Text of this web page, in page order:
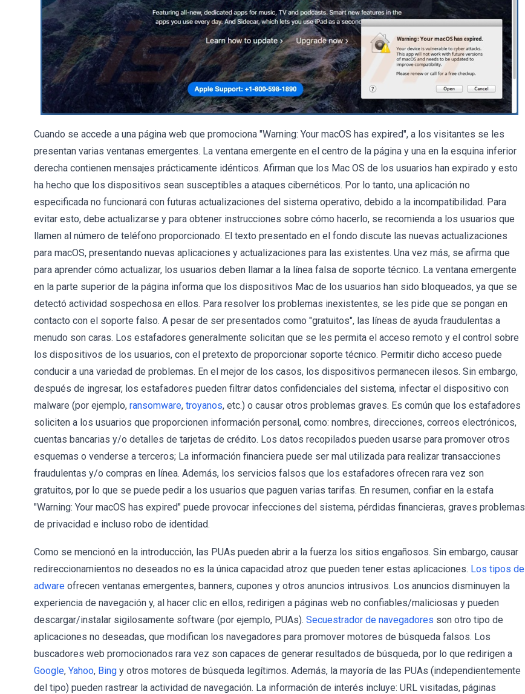
Cuando se accede a una página web que promociona "Warning: Your macOS has expired", a los visitantes se les
presentan varias ventanas emergentes. La ventana emergente en el centro de la página y una en la esquina inferior
derecha contienen mensajes prácticamente idénticos. Afirman que los Mac OS de los usuarios han expirado y esto
ha hecho que los dispositivos sean susceptibles a ataques cibernéticos. Por lo tanto, una aplicación no
especificada no funcionará con futuras actualizaciones del sistema operativo, debido a la incompatibilidad. Para
evitar esto, debe actualizarse y para obtener instrucciones sobre cómo hacerlo, se recomienda a los usuarios que
llamen al número de teléfono proporcionado. El texto presentado en el fondo discute las nuevas actualizaciones
para macOS, presentando nuevas aplicaciones y actualizaciones para las existentes. Una vez más, se afirma que
para aprender cómo actualizar, los usuarios deben llamar a la línea falsa de soporte técnico. La ventana emergente
en la parte superior de la página informa que los dispositivos Mac de los usuarios han sido bloqueados, ya que se
detectó actividad sospechosa en ellos. Para resolver los problemas inexistentes, se les pide que se pongan en
contacto con el soporte falso. A pesar de ser presentados como "gratuitos", las líneas de ayuda fraudulentas a
menudo son caras. Los estafadores generalmente solicitan que se les permita el acceso remoto y el control sobre
los dispositivos de los usuarios, con el pretexto de proporcionar soporte técnico. Permitir dicho acceso puede
conducir a una variedad de problemas. En el mejor de los casos, los dispositivos permanecen ilesos. Sin embargo,
después de ingresar, los estafadores pueden filtrar datos confidenciales del sistema, infectar el dispositivo con
malware (por ejemplo, ransomware, troyanos, etc.) o causar otros problemas graves. Es común que los estafadores
soliciten a los usuarios que proporcionen información personal, como: nombres, direcciones, correos electrónicos,
cuentas bancarias y/o detalles de tarjetas de crédito. Los datos recopilados pueden usarse para promover otros
esquemas o venderse a terceros; La información financiera puede ser mal utilizada para realizar transacciones
fraudulentas y/o compras en línea. Además, los servicios falsos que los estafadores ofrecen rara vez son
gratuitos, por lo que se puede pedir a los usuarios que paguen varias tarifas. En resumen, confiar en la estafa
"Warning: Your macOS has expired" puede provocar infecciones del sistema, pérdidas financieras, graves problemas
de privacidad e incluso robo de identidad.
Como se mencionó en la introducción, las PUAs pueden abrir a la fuerza los sitios engañosos. Sin embargo, causar
redireccionamientos no deseados no es la única capacidad atroz que pueden tener estas aplicaciones. Los tipos de
adware ofrecen ventanas emergentes, banners, cupones y otros anuncios intrusivos. Los anuncios disminuyen la
experiencia de navegación y, al hacer clic en ellos, redirigen a páginas web no confiables/maliciosas y pueden
descargar/instalar sigilosamente software (por ejemplo, PUAs). Secuestrador de navegadores son otro tipo de
aplicaciones no deseadas, que modifican los navegadores para promover motores de búsqueda falsos. Los
buscadores web promocionados rara vez son capaces de generar resultados de búsqueda, por lo que redirigen a
Google, Yahoo, Bing y otros motores de búsqueda legítimos. Además, la mayoría de las PUAs (independientemente
del tipo) pueden rastrear la actividad de navegación. La información de interés incluye: URL visitadas, páginas